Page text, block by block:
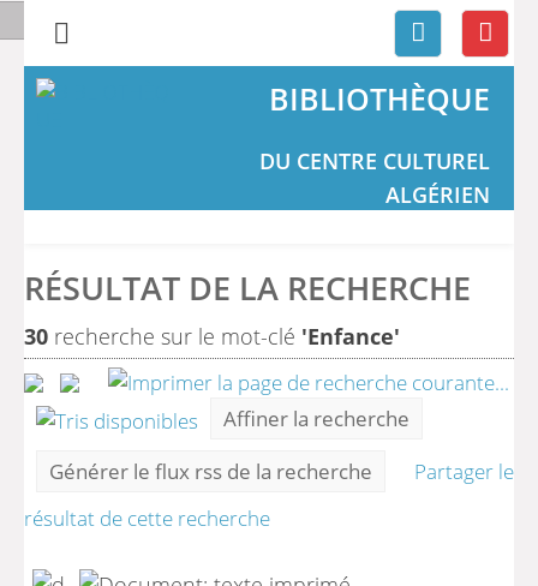
BIBLIOTHÈQUE
DU CENTRE CULTUREL
ALGÉRIEN
RÉSULTAT DE LA RECHERCHE
30 recherche sur le mot-clé 'Enfance'
Affiner la recherche
Générer le flux rss de la recherche
Partager le
résultat de cette recherche